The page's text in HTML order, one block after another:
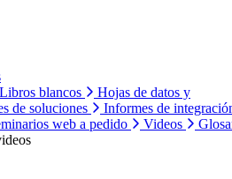
Libros blancos
Hojas de datos y
de soluciones
Informes de
web a pedido Videos